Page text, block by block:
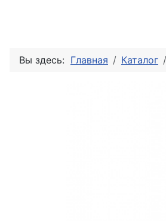
Вы здесь: Главная Каталог